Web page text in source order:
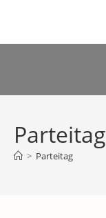
springen
Parteitag
> Parteitag